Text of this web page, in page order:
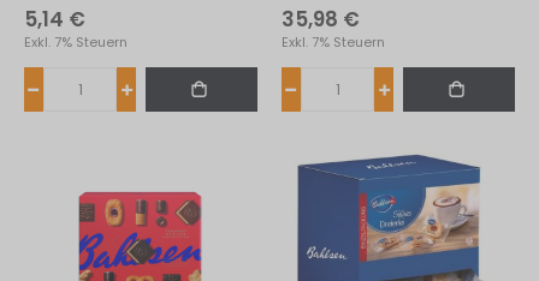
5,14 €
Exkl. 7% Steuern
35,98 €
Exkl. 7% Steuern